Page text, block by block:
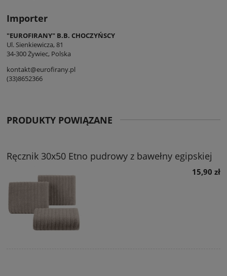
Importer
"EUROFIRANY" B.B. CHOCZYŃSCY
Ul. Sienkiewicza, 81
34-300 Żywiec, Polska
kontakt@eurofirany.pl
(33)8652366
PRODUKTY POWIĄZANE
Ręcznik 30x50 Etno pudrowy z bawełny egipskiej
15,90 zł